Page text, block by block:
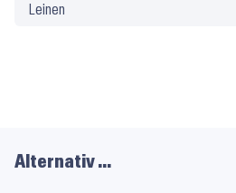
PflegeLeinen
Alternativ …